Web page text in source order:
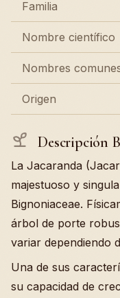
Familia
Nombre científico
Nombres
Origen
Descripción
La Jacaranda
majestuoso y
Bignoniaceae.
árbol de porte
variar dependiendo
Una de sus
su capacidad de